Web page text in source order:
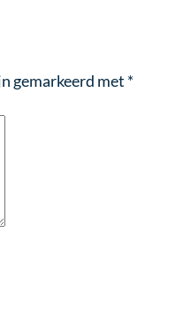
gemarkeerd met *